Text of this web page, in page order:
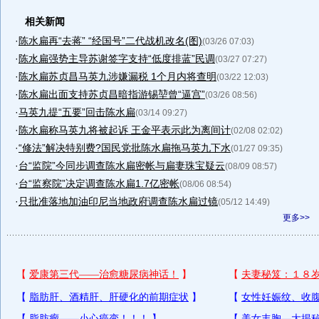
相关新闻
· 陈水扁再“去蒋” “经国号”二代战机改名(图)(03/26 07:03)
· 陈水扁强势主导苏谢签字支持“低度排蓝”民调(03/27 07:27)
· 陈水扁苏贞昌马英九涉嫌漏税 1个月内将查明(03/22 12:03)
· 陈水扁出面支持苏贞昌暗指游锡堃曾“逼宫”(03/26 08:56)
·马英九提“五要”回击陈水扁(03/14 09:27)
· 陈水扁称马英九将被起诉 王金平表示此为离间计(02/08 02:02)
·“修法”解决特别费?国民党批陈水扁拖马英九下水(01/27 09:35)
·台“监院”今同步调查陈水扁密帐与扁妻珠宝疑云(08/09 08:57)
·台“监察院”决定调查陈水扁1.7亿密帐(08/06 08:54)
· 只批准落地加油印尼当地政府调查陈水扁过镜(05/12 14:49)
更多>>